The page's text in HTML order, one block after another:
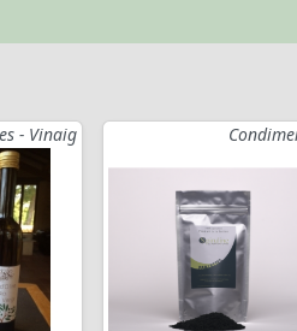
- Vinaig